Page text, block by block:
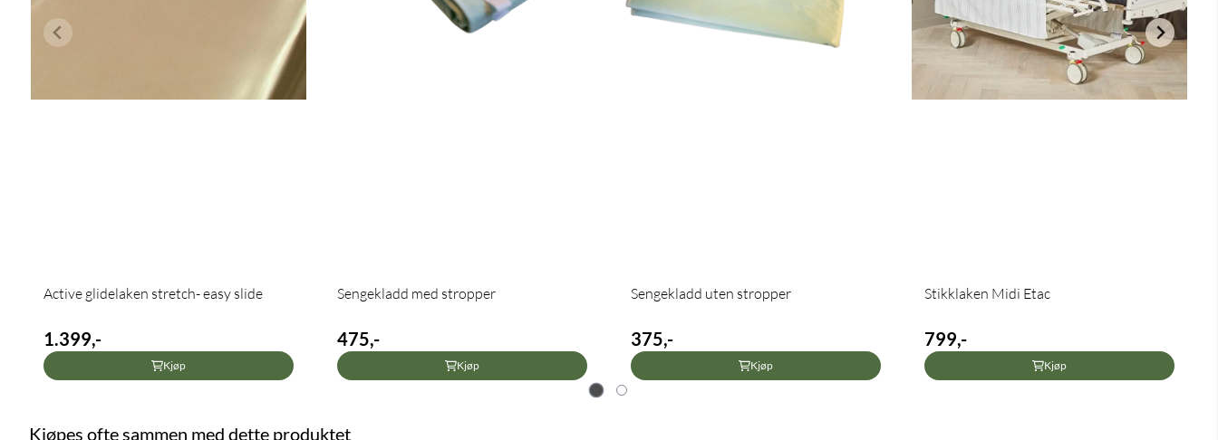
Active glidelaken stretch- easy slide
1.399,-
Kjøp
Sengekladd med stropper
475,-
Kjøp
Sengekladd uten stropper
375,-
Kjøp
Stikklaken Midi Etac
799,-
Kjøp
Kjøpes ofte sammen med dette produktet